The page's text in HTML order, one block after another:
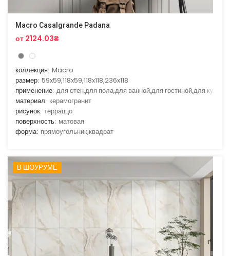
Macro Casalgrande Padana
от 2124.03₴
коллекция: Macro
размер: 59x59,118x59,118x118,236x118
применение: для стен,для пола,для ванной,для гостиной,для кухни
материал: керамогранит
рисунок: терраццо
поверхность: матовая
форма: прямоугольник,квадрат
В ШОУРУМЕ